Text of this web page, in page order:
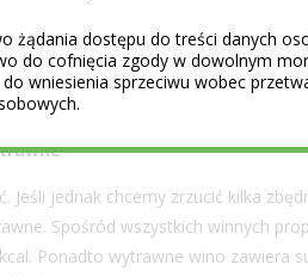
tylko tam, odmianami
i radzę zwrócić na nie
poszczególne składowe smaku i
Vano Makhniashvili.
Jeśli jednak chcemy zrzucić kilka
Spośród wszystkich winnych
Ponadto wytrawne wino zawiera
żądania dostępu do treści danych
do cofnięcia zgody w dowolnym
wniesienia sprzeciwu wobec